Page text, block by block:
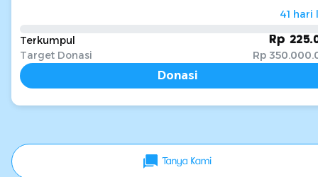
41 hari
Terkumpul Rp
Target Donasi Rp
Donasi